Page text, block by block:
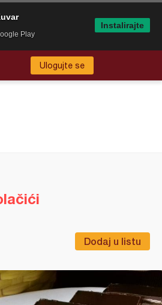
Ulogujte se
Dodaj u listu
Play
Instalirajte